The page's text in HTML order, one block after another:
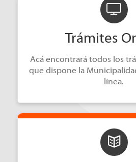
Trámites
Acá encontrará todos los
que dispone la
línea.